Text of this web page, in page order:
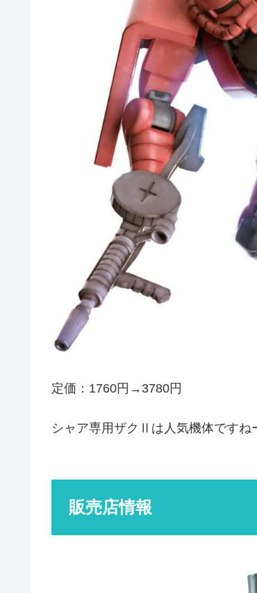
定価：1760円→3780円
シャア専用ザクⅡは人気機体ですね
販売店情報